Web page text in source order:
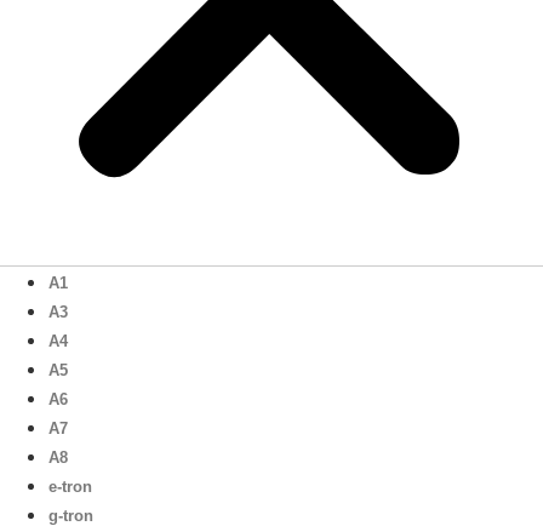
A1
A3
A4
A5
A6
A7
A8
e-tron
g-tron